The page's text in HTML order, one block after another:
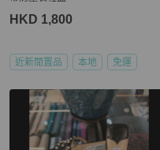
HKD 1,800
近新閒置品 本地 免運